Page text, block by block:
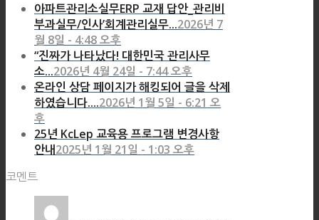
아파트관리소실무ERP 교재 답안_관리비
부과실무/인사’회계관리실무...2026년 7
월 8일 - 4:48 오후
“진짜가 나타났다! 대한민국 관리사무
소...2026년 4월 24일 - 7:44 오후
온라인 상담 페이지가 해킹되어 글을 삭제
하였습니다....2026년 1월 5일 - 6:21 오
후
25년 KcLep 교육용 프로그램 변경사항
안내2025년 1월 21일 - 1:03 오후
코멘트